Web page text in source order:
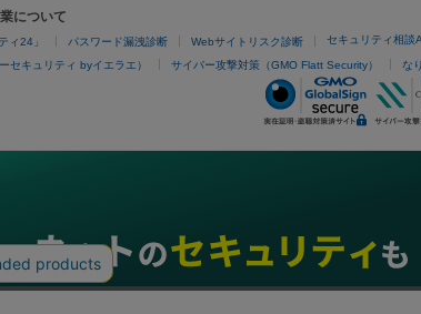
について
ィ24」 パスワード漏洩診断 Webサイトリスク診断 セキュリティ相談
セキュリティ byイエラエ） サイバー攻撃対策（GMO Flatt Security） な